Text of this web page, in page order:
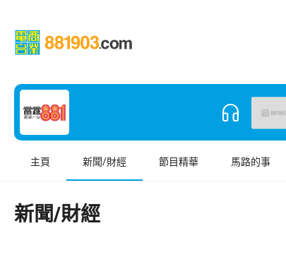
主頁 新聞/財經 節目精華 馬路的事
新聞/財經